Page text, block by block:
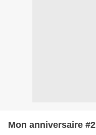
Mon anniversaire #2